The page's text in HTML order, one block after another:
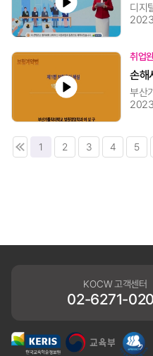
디지
취업
손해
부산
1 2 3 4 5
KOCW 고객센터
02-6271-